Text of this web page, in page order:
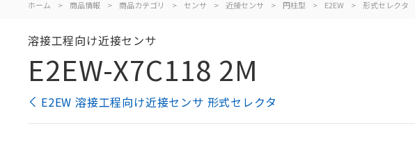
ホーム > 商品情報 > 商品カテゴリ > センサ > 近接センサ > 円柱型 > E2EW > 形式セレクタ
溶接工程向け近接センサ
E2EW-X7C118 2M
E2EW 溶接工程向け近接センサ 形式セレクタ